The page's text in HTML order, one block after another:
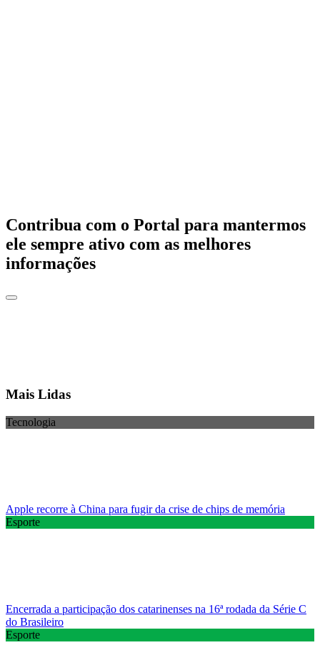
Contribua com o Portal para mantermos
ele sempre ativo com as melhores
informações
Mais Lidas
Tecnologia
Apple recorre à China para fugir da crise de chips de memória
Esporte
Encerrada a participação dos catarinenses na 16ª rodada da Série C
do Brasileiro
Esporte